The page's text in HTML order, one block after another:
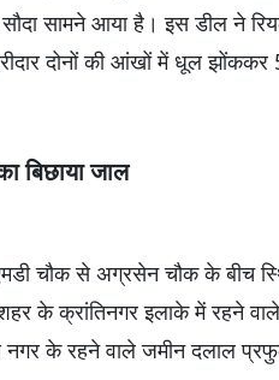
सौदा सामने आया है। इस डील ने
दोनों की आंखों में धूल झोंककर
बिछाया जाल
चौक से अग्रसेन चौक के बीच
के क्रांतिनगर इलाके में रहने
नगर के रहने वाले जमीन दलाल